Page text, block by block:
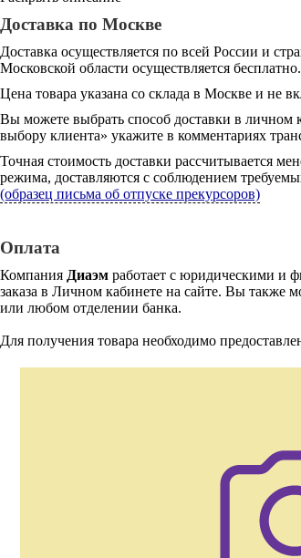
Доставка по Москве
Доставка осуществляется по всей России и
Московской области осуществляется бесплатно.
Цена товара указана со склада в Москве и не
Вы можете выбрать способ доставки в личном
выбору клиента» укажите в комментариях
Точная стоимость доставки рассчитывается
режима, доставляются с соблюдением
(образец письма об отпуске прекурсоров)
Оплата
Компания Диаэм работает с юридическими и
заказа в Личном кабинете на сайте. Вы также
или любом отделении банка.
Для получения товара необходимо